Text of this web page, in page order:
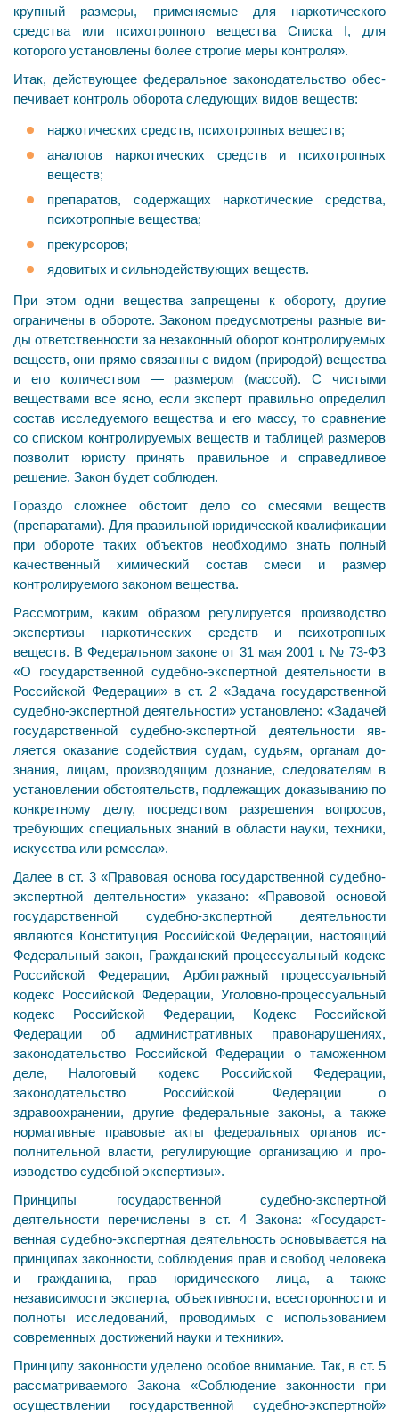
крупный размеры, приме­няемые для наркотического
средства или психотроп­ного вещества Списка I, для
которого установлены бо­лее строгие меры контроля».
Итак, действующее федеральное законодательство обес­
печивает контроль оборота следующих видов веществ:
наркотических средств, психотропных веществ;
аналогов наркотических средств и психотропных
веществ;
препаратов, содержащих наркотические средства,
психотропные вещества;
прекурсоров;
ядовитых и сильнодействующих веществ.
При этом одни вещества запрещены к обороту, другие
ограничены в обороте. Законом предусмотрены разные ви­
ды ответственности за незаконный оборот контролируе­мых
веществ, они прямо связанны с видом (природой) вещества
и его количеством — размером (массой). С чи­стыми
веществами все ясно, если эксперт правильно определил
состав исследуемого вещества и его массу, то сравнение
со списком контролируемых веществ и таб­лицей размеров
позволит юристу принять правильное и справедливое
решение. Закон будет соблюден.
Гораздо сложнее обстоит дело со смесями веществ
(препаратами). Для правильной юридической квалифи­кации
при обороте таких объектов необходимо знать пол­ный
качественный химический состав смеси и размер
контролируемого законом вещества.
Рассмотрим, каким образом регулируется производство
экспертизы наркотических средств и психотропных
веществ. В Федеральном законе от 31 мая 2001 г. № 73-ФЗ
«О государственной судебно-экспертной деятельности в
Российской Федерации» в ст. 2 «Задача государственной
судебно-экспертной деятельности» установлено: «Задачей
государственной судебно-экспертной деятельности яв­
ляется оказание содействия судам, судьям, органам до­
знания, лицам, производящим дознание, следователям в
установлении обстоятельств, подлежащих доказыванию по
конкретному делу, посредством разрешения вопро­сов,
требующих специальных знаний в области науки, тех­ники,
искусства или ремесла».
Далее в ст. 3 «Правовая основа государственной су­дебно-
экспертной деятельности» указано: «Правовой ос­новой
государственной судебно-экспертной деятельности
являются Конституция Российской Федерации, настоящий
Федеральный закон, Гражданский процессуальный ко­декс
Российской Федерации, Арбитражный процессу­альный
кодекс Российской Федерации, Уголовно-про­цессуальный
кодекс Российской Федерации, Кодекс Российской
Федерации об административных правона­рушениях,
законодательство Российской Федерации о таможенном
деле, Налоговый кодекс Российской Федерации,
законодательство Российской Федерации о
здравоохранении, другие федеральные законы, а также
нормативные правовые акты федеральных органов ис­
полнительной власти, регулирующие организацию и про­
изводство судебной экспертизы».
Принципы государственной судебно-экспертной
деятельности перечислены в ст. 4 Закона: «Государст­
венная судебно-экспертная деятельность основывает­ся на
принципах законности, соблюдения прав и свобод человека
и гражданина, прав юридического лица, а также
независимости эксперта, объективности, все­сторонности и
полноты исследований, проводимых с использованием
современных достижений науки и техники».
Принципу законности уделено особое внимание. Так, в ст. 5
рассматриваемого Закона «Соблюдение законности при
осуществлении государственной судебно-эксперт­ной»